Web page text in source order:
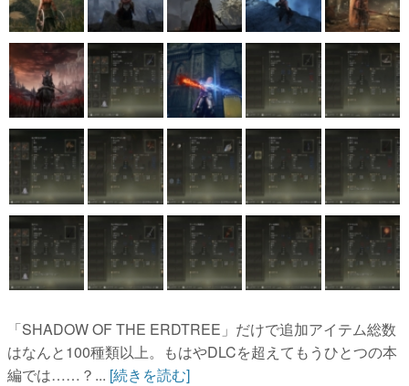
「SHADOW OF THE ERDTREE」だけで追加アイテム総数
はなんと100種類以上。もはやDLCを超えてもうひとつの本
編では……？... [続きを読む]